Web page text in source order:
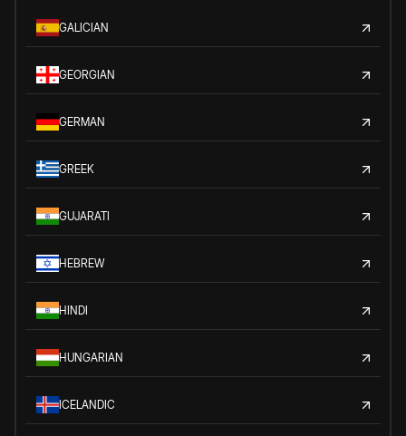
GALICIAN
GEORGIAN
GERMAN
GREEK
GUJARATI
HEBREW
HINDI
HUNGARIAN
ICELANDIC